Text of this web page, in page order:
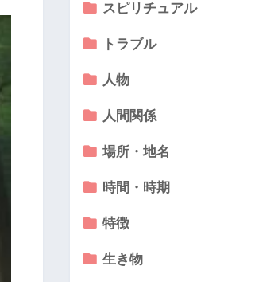
スピリチュアル
トラブル
人物
人間関係
場所・地名
時間・時期
特徴
生き物